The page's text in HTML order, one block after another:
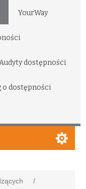
YourWay
dostępności
o dostępności
/